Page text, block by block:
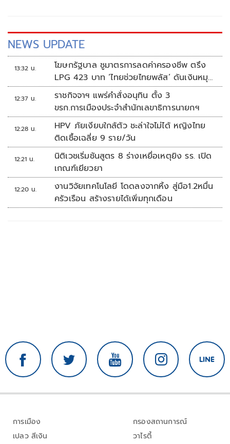
NEWS UPDATE
13:32 น.
โฆษกรัฐบาล ชูมาตรการลดค่าครองชีพ ตรึง
LPG 423 บาท ‘ไทยช่วยไทยพลัส’ ดันเงินหมุน
แสนล้าน
12:37 น.
ราชกิจจาฯ แพร่คำสั่งอนุทิน ตั้ง 3
ขรก.การเมืองประจำสำนักเลขาธิการนายกฯ
12:28 น.
HPV ภัยเงียบใกล้ตัว ชะล่าใจไม่ได้ หญิงไทย
ติดเชื้อเฉลี่ย 9 ราย/วัน
12:21 น.
นิติเวชเริ่มชันสูตร 8 ร่างเหยื่อเหตุยิง รร. เปิด
เกณฑ์เยียวยา
12:20 น.
งานวิจัยเทคโนโลยี โดดลงจากหิ้ง สู่มือ1.2หมื่น
ครัวเรือน สร้างรายได้เพิ่มทุกเดือน
การเมือง
เปลว สีเงิน
กรองสถานการณ์
วาไรตี้